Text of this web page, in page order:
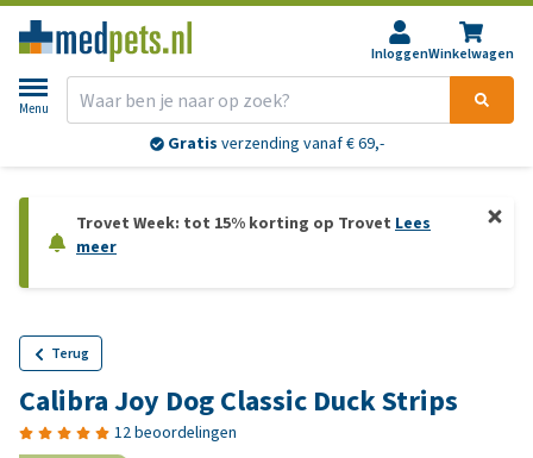
InloggenWinkelwagen
Menu
Gratis verzending vanaf € 69,-
Trovet Week: tot 15% korting op Trovet Lees
meer
Terug
Calibra Joy Dog Classic Duck Strips
12 beoordelingen